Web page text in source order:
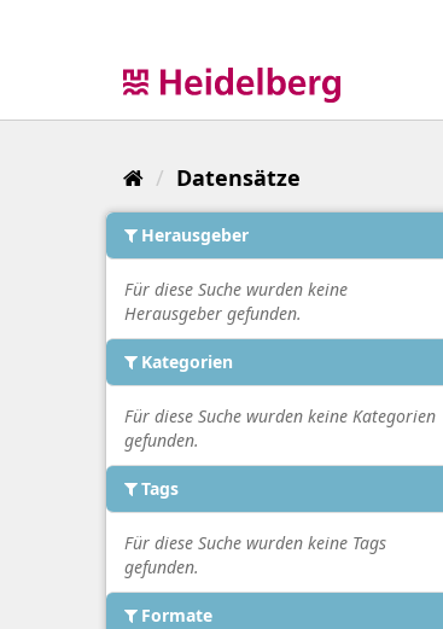
Datensätze
Herausgeber
Für diese Suche wurden keine
Herausgeber gefunden.
Kategorien
Für diese Suche wurden keine Kategorien
gefunden.
Tags
Für diese Suche wurden keine Tags
gefunden.
Formate